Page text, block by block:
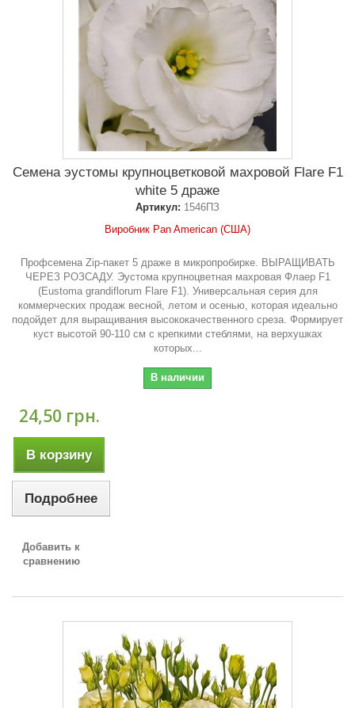
Семена эустомы крупноцветковой махровой Flare F1
white 5 драже
Артикул: 1546ПЗ
Виробник Pan American (США)
Профсемена Zip-пакет 5 драже в микропробирке. ВЫРАЩИВАТЬ
ЧЕРЕЗ РОЗСАДУ. Эустома крупноцветная махровая Флаер F1
(Eustoma grandiflorum Flare F1). Универсальная серия для
коммерческих продаж весной, летом и осенью, которая идеально
подойдет для выращивания высококачественного среза. Формирует
куст высотой 90-110 см с крепкими стеблями, на верхушках
которых...
В наличии
24,50 грн.
В корзину
Подробнее
Добавить к
сравнению